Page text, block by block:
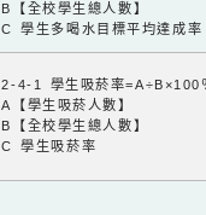
B【全校學生總人數】
C 學生多喝水目標平均達成率
2-4-1 學生吸菸率=A÷B×100
A【學生吸菸人數】
B【全校學生總人數】
C 學生吸菸率